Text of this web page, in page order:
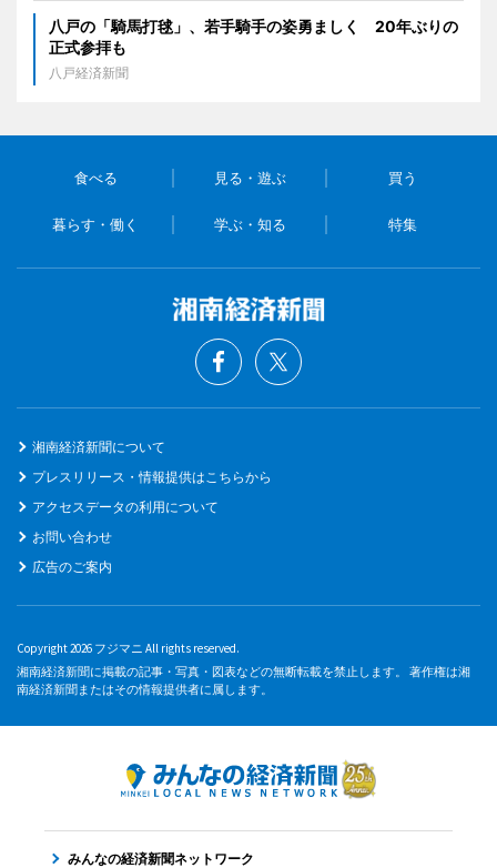
八戸の「騎馬打毬」、若手騎手の姿勇ましく 20年ぶりの
正式参拝も
八戸経済新聞
食べる 見る・遊ぶ 買う
暮らす・働く 学ぶ・知る 特集
湘南経済新聞について
プレスリリース・情報提供はこちらから
アクセスデータの利用について
お問い合わせ
広告のご案内
Copyright 2026 フジマニ All rights reserved.
湘南経済新聞に掲載の記事・写真・図表などの無断転載を禁止します。 著作権は湘
南経済新聞またはその情報提供者に属します。
みんなの経済新聞ネットワーク